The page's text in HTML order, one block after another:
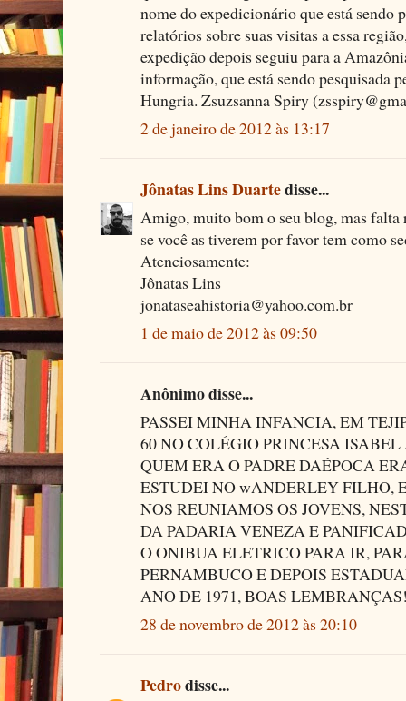
nome do expedicionário que está sendo
relatórios sobre suas visitas a essa
expedição depois seguiu para a
informação, que está sendo pesquisada
Hungria. Zsuzsanna Spiry
2 de janeiro de 2012 às 13:17
Jônatas Lins Duartedisse...
Amigo, muito bom o seu blog, mas falta
se você as tiverem por favor tem como
Atenciosamente:
Jônatas Lins
jonataseahistoria@yahoo.com.br
1 de maio de 2012 às 09:50
Anônimo disse...
PASSEI MINHA INFANCIA, EM
60 NO COLÉGIO PRINCESA
QUEM ERA O PADRE DAÉPOCA
ESTUDEI NO wANDERLEY FILHO,
NOS REUNIAMOS OS JOVENS,
DA PADARIA VENEZA E
O ONIBUA ELETRICO PARA IR,
PERNAMBUCO E DEPOIS
ANO DE 1971, BOAS
28 de novembro de 2012 às 20:10
Pedrodisse...